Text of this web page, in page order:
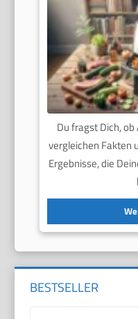
Du fragst Dich,
vergleichen Fakten
Ergebnisse, die
BESTSELLER